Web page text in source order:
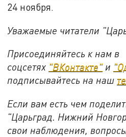
24 ноября.
Уважаемые читатели
Присоединяйтесь к нам в
соцсетях "ВКонтакте" и
подписывайтесь на наш
Если вам есть чем
"Царьград. Нижний
свои наблюдения,